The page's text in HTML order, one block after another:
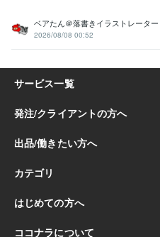
ベアたん＠落書きイラストレーター
2026/08/08 00:52